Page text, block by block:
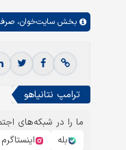
بخش سایت‌خوان،
ترامپ نتانیاهو
ما را در شبکه‌های
بله
اینستاگرم